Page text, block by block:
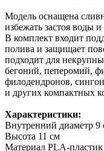
Модель оснащена
избежать застоя воды
В комплект входит
полива и защищает
подходит для
бегоний, пеперомий,
филодендронов,
и других компактных
Характеристики:
Внутренний диаметр 9
Высота 11 см
Материал PLA-пластик